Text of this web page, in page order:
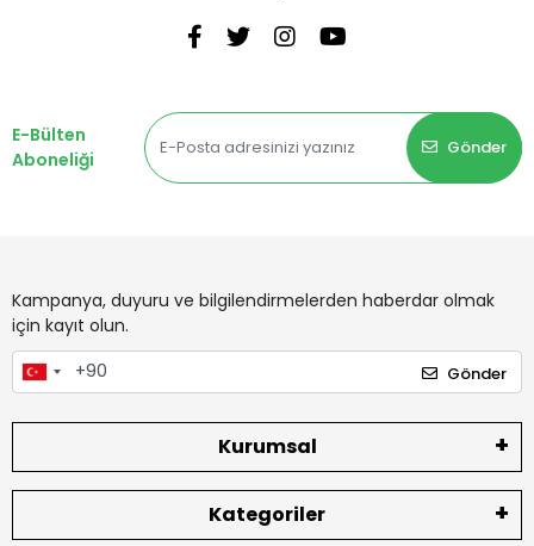
E-Bülten
Aboneliği
Gönder
Kampanya, duyuru ve bilgilendirmelerden haberdar olmak
için kayıt olun.
Gönder
Kurumsal
Kategoriler